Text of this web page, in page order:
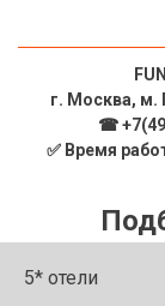
г. Москва, м.
☎
✅ Время
5* отели